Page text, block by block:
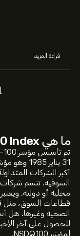
ما هيIndex
31 يناير
السوقية. تتسم
محلية أو دولية.
قطاعات السوق، مثل
الصحية وغيرها. هل
للحصول على آخر
لمؤشر NSDQ100.
قراءة المزيد
دولار
الماضية.